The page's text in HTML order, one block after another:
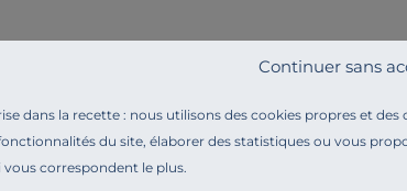
dans la recette : nous utilisons des cookies propres et des
du site, élaborer des statistiques ou vous
correspondent le plus.
Continuer sans
: 100393212174